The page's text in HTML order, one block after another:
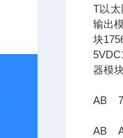
T以太
输出
块
器模
AB
AB